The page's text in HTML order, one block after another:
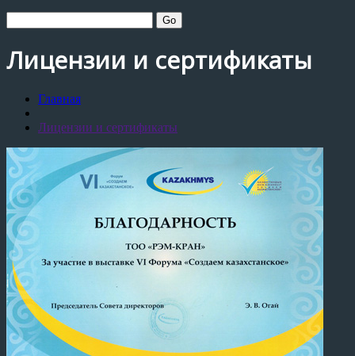
Лицензии и сертификаты
Главная
Лицензии и сертификаты